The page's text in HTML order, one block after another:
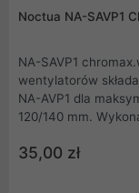
Noctua NA-SAVP1
NA-SAVP1
wentylatorów składający się z 16
NA-AVP1 dla
120/140 mm.
najmniejszych
kompatybilność ze
35,00 zł